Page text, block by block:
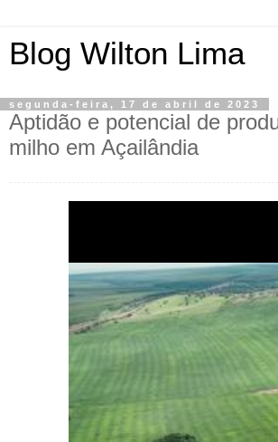
Blog Wilton Lima
segunda-feira, 17 de abril de 2023
Aptidão e potencial de
milho em Açailândia